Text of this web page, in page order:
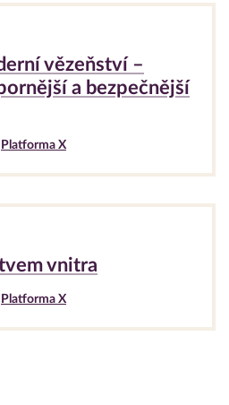
vězeňství –
a bezpečnější
Platforma X
vnitra
Platforma X